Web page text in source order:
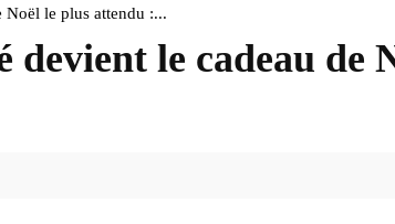
Noël le plus attendu :...
le cadeau de